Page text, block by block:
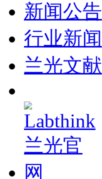
新闻公告
行业新闻
兰光文献